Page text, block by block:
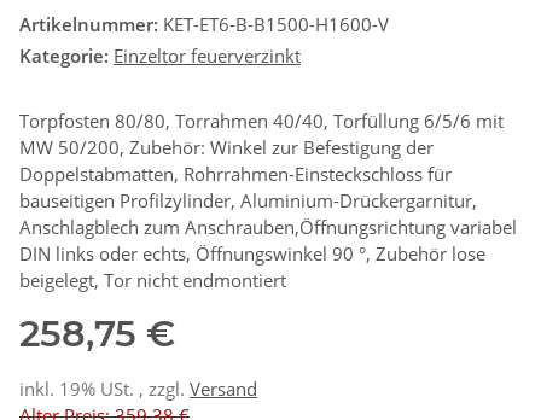
Artikelnummer: KET-ET6-B-B1500-H1600-V
Kategorie: Einzeltor feuerverzinkt
Torpfosten 80/80, Torrahmen 40/40, Torfüllung 6/5/6 mit
MW 50/200, Zubehör: Winkel zur Befestigung der
Doppelstabmatten, Rohrrahmen-Einsteckschloss für
bauseitigen Profilzylinder, Aluminium-Drückergarnitur,
Anschlagblech zum Anschrauben,Öffnungsrichtung variabel
DIN links oder echts, Öffnungswinkel 90 °, Zubehör lose
beigelegt, Tor nicht endmontiert
258,75 €
inkl. 19% USt. , zzgl. Versand
Alter Preis: 359,38 €